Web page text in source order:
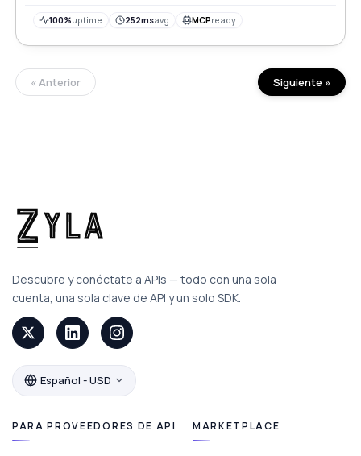
nuevos estrenos de películas y explora películas
100%uptime 252msavg MCPready
« Anterior Siguiente »
Descubre y conéctate a APIs — todo con una sola
cuenta, una sola clave de API y un solo SDK.
Español - USD
PARA PROVEEDORES DE API MARKETPLACE